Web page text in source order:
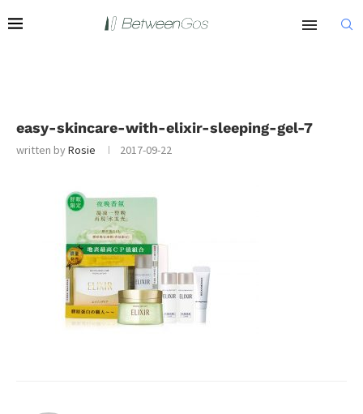
easy-skincare-with-elixir-sleeping-gel-7
written byRosie 2017-09-22